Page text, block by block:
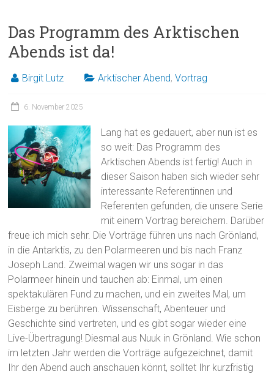
Das Programm des Arktischen
Abends ist da!
Birgit Lutz Arktischer Abend,Vortrag
6. November 2025
Lang hat es gedauert, aber nun ist es
so weit: Das Programm des
Arktischen Abends ist fertig! Auch in
dieser Saison haben sich wieder sehr
interessante Referentinnen und
Referenten gefunden, die unsere Serie
mit einem Vortrag bereichern. Darüber
freue ich mich sehr. Die Vorträge führen uns nach Grönland,
in die Antarktis, zu den Polarmeeren und bis nach Franz
Joseph Land. Zweimal wagen wir uns sogar in das
Polarmeer hinein und tauchen ab: Einmal, um einen
spektakulären Fund zu machen, und ein zweites Mal, um
Eisberge zu berühren. Wissenschaft, Abenteuer und
Geschichte sind vertreten, und es gibt sogar wieder eine
Live-Übertragung! Diesmal aus Nuuk in Grönland. Wie schon
im letzten Jahr werden die Vorträge aufgezeichnet, damit
Ihr den Abend auch anschauen könnt, solltet Ihr kurzfristig